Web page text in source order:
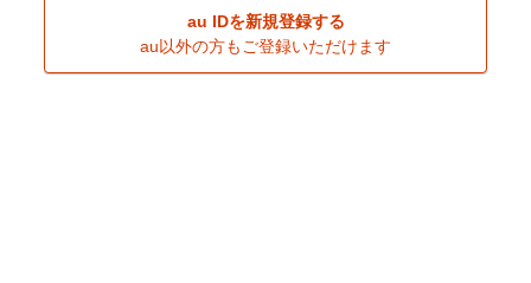
au IDを新規登録する
au以外の方もご登録いただけます